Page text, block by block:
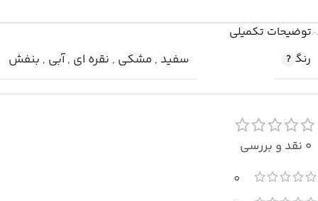
توضیحات تکمیلی
رنگ
سفید , مشکی , نقره ای ,آبی , بنفش
0 نقد و بررسی
0